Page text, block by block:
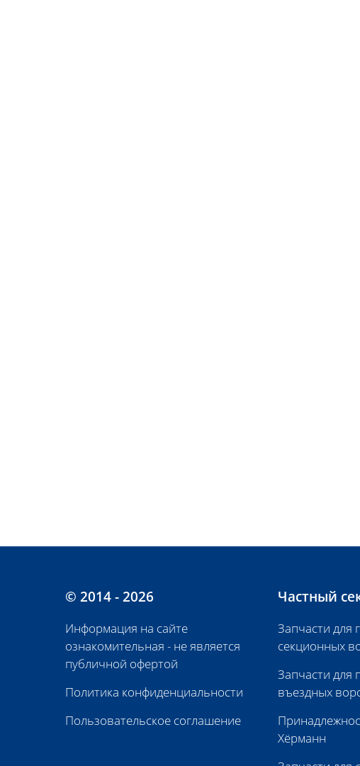
© 2014 - 2026
Информация на сайте
ознакомительная - не является
публичной офертой
Политика конфиденциальности
Пользовательское соглашение
Частный
Запчасти для
секционных
Запчасти для
въездных
Хёрманн